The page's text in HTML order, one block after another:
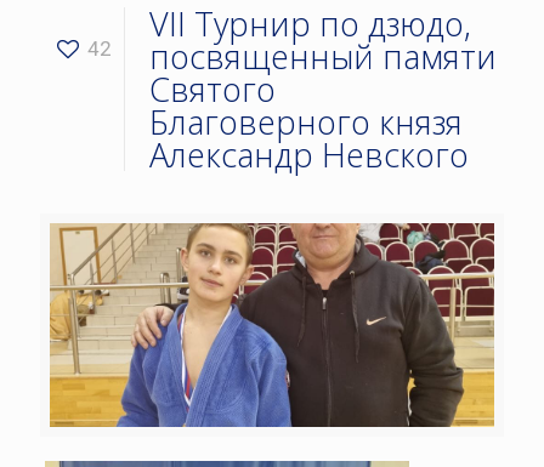
42
VII Турнир по дзюдо,
посвященный памяти
Святого
Благоверного князя
Александр Невского